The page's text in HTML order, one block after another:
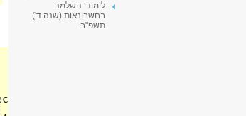
לימודי השלמה
בחשבונאות (שנה ד')
תשפ"ב